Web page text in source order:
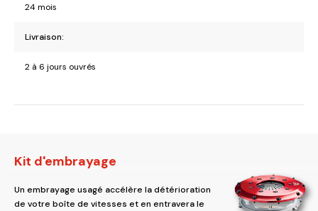
24 mois
Livraison:
2 à 6 jours ouvrés
Kit d'embrayage
Un embrayage usagé accélère la détérioration
de votre boîte de vitesses et en entravera le